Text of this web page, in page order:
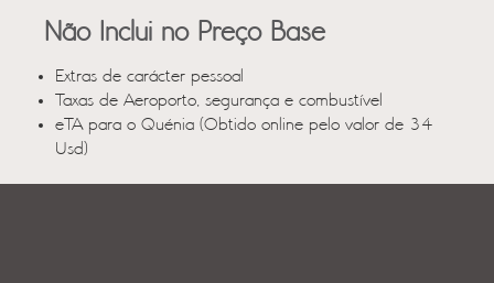
Não Inclui no Preço Base
Extras de carácter pessoal
Taxas de Aeroporto, segurança e combustível
eTA para o Quénia (Obtido online pelo valor de 34
Usd)